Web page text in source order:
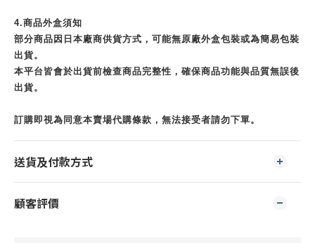
4.商品外盒須知
部分商品因日本廠商供貨方式，可能無原廠外盒包裝或為簡易包裝
出貨。
本平台皆會於出貨前檢查商品完整性，確保商品功能與品質無誤後
出貨。
訂購即視為同意本賣場代購條款，無法接受者請勿下單。
送貨及付款方式
顧客評價